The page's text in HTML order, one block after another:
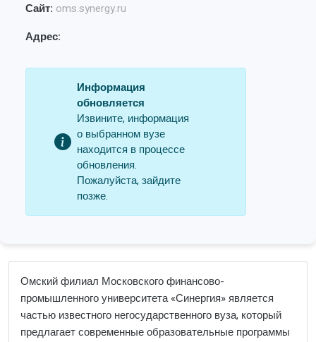
Сайт: oms.synergy.ru
Адрес:
Информация
обновляется
Извините, информация
о выбранном вузе
находится в процессе
обновления.
Пожалуйста, зайдите
позже.
Омский филиал Московского финансово-
промышленного университета «Синергия» является
частью известного негосударственного вуза, который
предлагает современные образовательные программы